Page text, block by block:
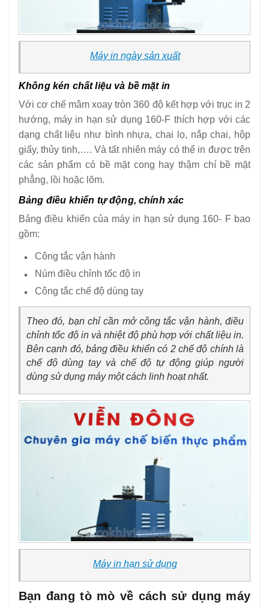
Máy in ngày sản xuất
Không kén chất liệu và bề mặt in
Với cơ chế mâm xoay tròn 360 độ kết hợp với trục in 2
hướng, máy in hạn sử dụng 160-F thích hợp với các
dạng chất liệu như bình nhựa, chai lọ, nắp chai, hộp
giấy, thủy tinh,…. Và tất nhiên máy có thể in được trên
các sản phẩm có bề mặt cong hay thậm chí bề mặt
phẳng, lồi hoặc lõm.
Bảng điều khiển tự động, chính xác
Bảng điều khiển của máy in hạn sử dụng 160- F bao
gồm:
Công tắc vận hành
Núm điều chỉnh tốc độ in
Công tắc chế độ dùng tay
Theo đó, bạn chỉ cần mở công tắc vận hành, điều
chỉnh tốc độ in và nhiệt độ phù hợp với chất liệu in.
Bên cạnh đó, bảng điều khiển có 2 chế độ chính là
chế độ dùng tay và chế độ tự động giúp người
dùng sử dụng máy một cách linh hoạt nhất.
Máy in hạn sử dụng
Bạn đang tò mò về cách sử dụng máy